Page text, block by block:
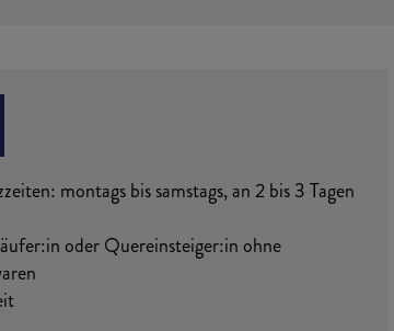
montags bis samstags, an 2 bis 3 Tagen
oder Quereinsteiger:in ohne